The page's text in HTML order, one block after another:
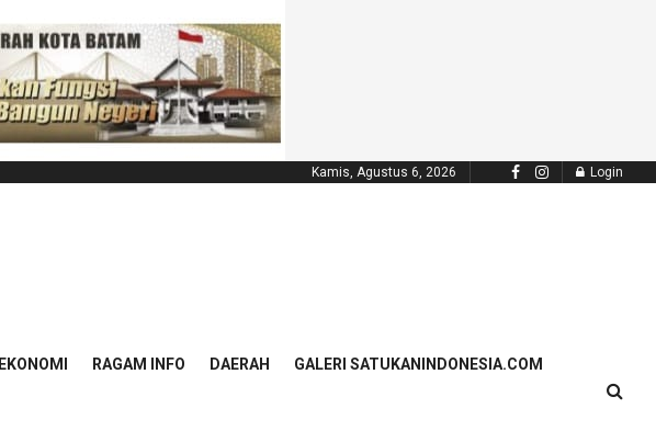
Kamis, Agustus 6, 2026 Login
EKONOMI RAGAM INFO DAERAH GALERI SATUKANINDONESIA.COM